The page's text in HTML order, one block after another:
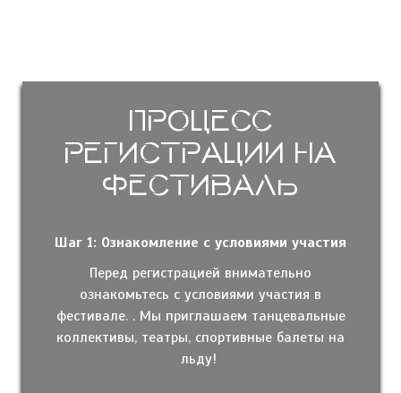
Процесс
регистрации на
фестиваль
Шаг 1: Ознакомление с условиями участия
Перед регистрацией внимательно
ознакомьтесь с условиями участия в
фестивале. . Мы приглашаем танцевальные
коллективы, театры, спортивные балеты на
льду!